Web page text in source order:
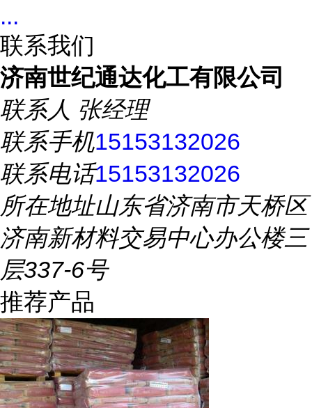
...
联系我们
济南世纪通达化工有限公司
联系人 张经理
联系手机15153132026
联系电话15153132026
所在地址山东省济南市天桥区
济南新材料交易中心办公楼三
层337-6号
推荐产品